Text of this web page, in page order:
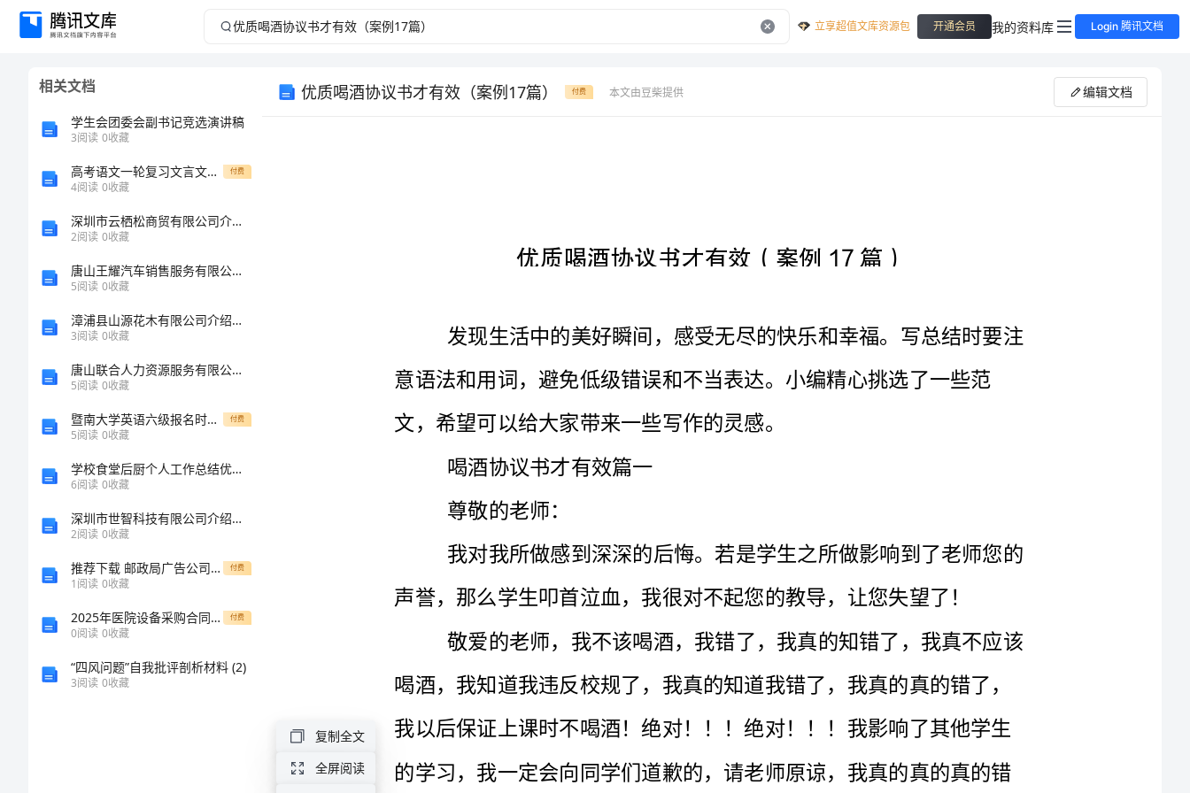
优
（案
立享超值文库资源包 开通会员 我的资料库 Login 腾讯文档
相关文档
学生会团委会副书记竞选演讲稿
3阅读 0收藏
高考语文一轮复习文言文阅读试题汇编34（详细解答） 付费
4阅读 0收藏
深圳市云栖松商贸有限公司介绍企业发展分析报告
2阅读 0收藏
唐山王耀汽车销售服务有限公司介绍企业发展分析报告
5阅读 0收藏
漳浦县山源花木有限公司介绍企业发展分析报告
3阅读 0收藏
唐山联合人力资源服务有限公司介绍企业发展分析报告
5阅读 0收藏
暨南大学英语六级报名时间通知 付费
5阅读 0收藏
学校食堂后厨个人工作总结优质6篇
6阅读 0收藏
深圳市世智科技有限公司介绍企业发展分析报告
2阅读 0收藏
推荐下载 邮政局广告公司实习报告 付费
1阅读 0收藏
2025年医院设备采购合同范本样本 付费
0阅读 0收藏
“四风问题”自我批评剖析材料 (2)
3阅读 0收藏
优质喝酒协议书才有效（案例17篇） 付费 本文由豆柴提供 编辑文档
多少年来，您总是教导我们要做一个文明的学生，为的是更好地
发现生活中的美好瞬间，感受无尽的快乐和幸福。写总结时要注
文，希望可以给大家带来一些写作的灵感。
喝酒协议书才有效篇一
尊敬的老师：
喝酒，我知道我违反校规了，我真的知道我错了，我真的真的错了，
我以后保证上课时不喝酒！绝对！！！绝对！！！我影响了其他学生
了，老师，我以后一定不会再上课时吐了，一定不会！我喝酒会适
量！就喝一点点，绝对不会再喝多了，老师，给我的改过的机会吧，
复制全文
全屏阅读